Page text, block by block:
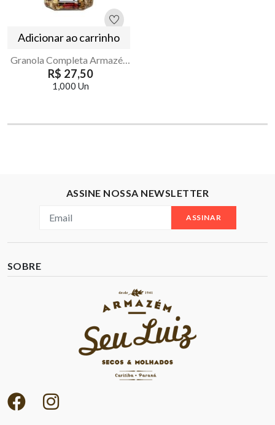
Adicionar ao carrinho
Granola Completa Armazém Seu Luiz Pote 700g
R$ 27,50
1,000 Un
ASSINE NOSSA NEWSLETTER
ASSINAR
SOBRE